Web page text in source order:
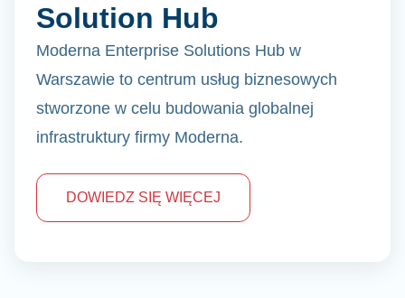
Solution Hub
Moderna Enterprise Solutions Hub w
Warszawie to centrum usług biznesowych
stworzone w celu budowania globalnej
infrastruktury firmy Moderna.
DOWIEDZ SIĘ WIĘCEJ